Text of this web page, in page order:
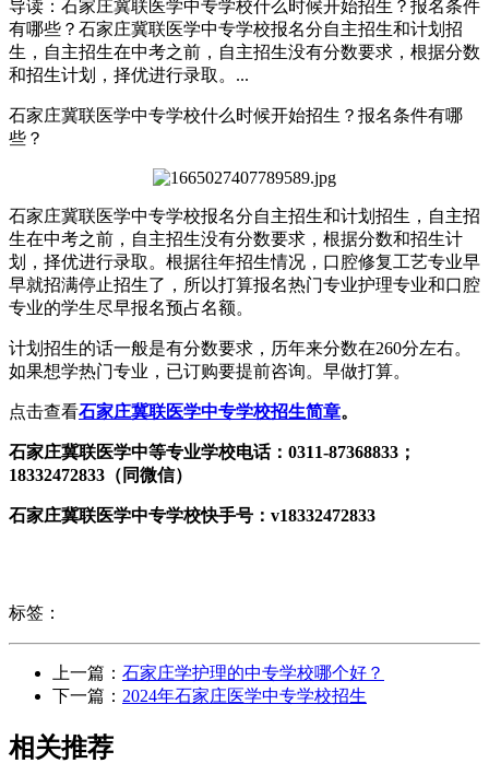
导读：石家庄冀联医学中专学校什么时候开始招生？报名条件
有哪些？石家庄冀联医学中专学校报名分自主招生和计划招
生，自主招生在中考之前，自主招生没有分数要求，根据分数
和招生计划，择优进行录取。...
石家庄冀联医学中专学校什么时候开始招生？报名条件有哪
些？
石家庄冀联医学中专学校报名分自主招生和计划招生，自主招
生在中考之前，自主招生没有分数要求，根据分数和招生计
划，择优进行录取。根据往年招生情况，口腔修复工艺专业早
早就招满停止招生了，所以打算报名热门专业护理专业和口腔
专业的学生尽早报名预占名额。
计划招生的话一般是有分数要求，历年来分数在260分左右。
如果想学热门专业，已订购要提前咨询。早做打算。
点击查看石家庄冀联医学中专学校招生简章。
石家庄冀联医学中等专业学校电话：0311-87368833；
18332472833（同微信）
石家庄冀联医学中专学校快手号：v18332472833
标签：
上一篇： 石家庄学护理的中专学校哪个好？
下一篇： 2024年石家庄医学中专学校招生
相关推荐